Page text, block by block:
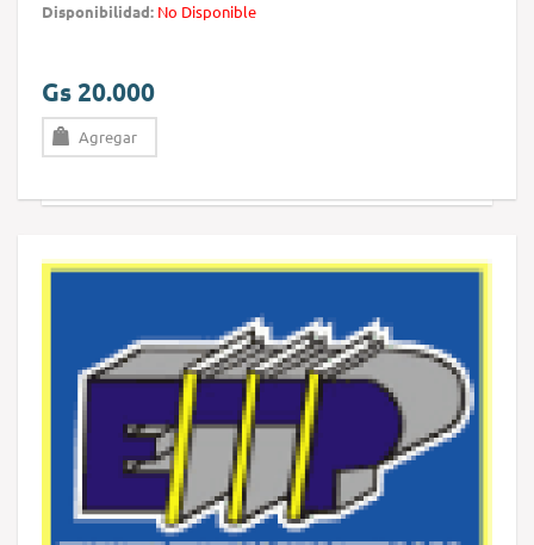
Disponibilidad: No Disponible
Gs 20.000
Agregar